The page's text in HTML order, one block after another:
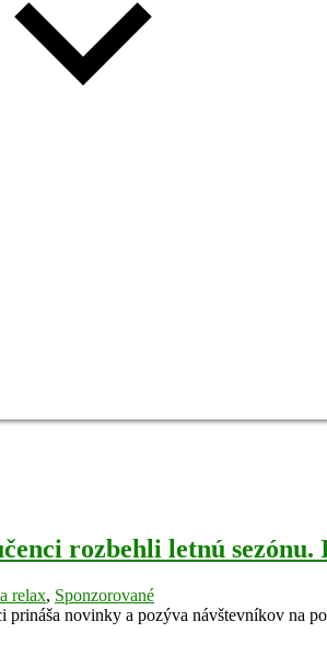
rozbehli letnú
relax, Sponzorované
novinky a pozýva návštevníkov na